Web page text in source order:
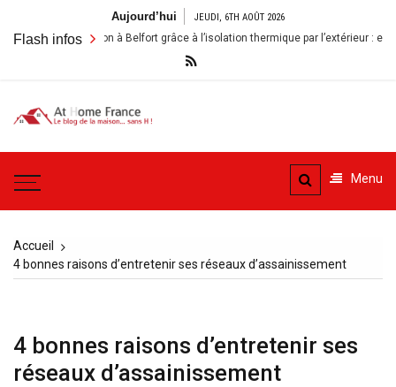
contenu
Aujourd’hui JEUDI, 6TH AOÛT 2026
Flash infos
sa maison à Belfort grâce à l’isolation thermique par l’extérieur : enjeux
A la
Maison
France
H
Menu
Accueil
4 bonnes raisons d’entretenir ses réseaux d’assainissement
4 bonnes raisons d’entretenir ses
réseaux d’assainissement